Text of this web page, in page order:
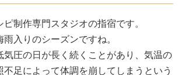
制作専門スタジオの指宿です。
入りのシーズンですね。
気圧の日が長く続くことがあり、気温の
不足によって体調を崩してしまうという